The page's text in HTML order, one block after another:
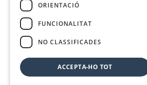
ORIENTACIÓ
FUNCIONALITAT
NO CLASSIFICADES
ACCEPTA-HO TOT